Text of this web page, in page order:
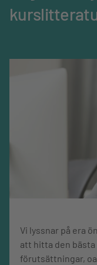
Mediatyp
Vi lyssnar på era
att hitta den
förutsättningar,